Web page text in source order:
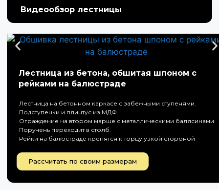
Видеообзор лестницы
Лестница из бетона, обшитая шпоном с
рейками на балюстраде
Лестница на бетонном каркасе с забежными ступенями.
Подступенки и плинтус из МДФ.
Ограждение на втором марше с металлическими балясинами.
Поручень переходит в столб.
Рейки на балюстраде крепятся к торцу узкой стороной
Рассчитать по своим размерам